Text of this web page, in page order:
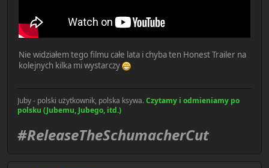
Nie widziałem tego filmu całe lata i chyba ten Honest Trailer na
kolejnych kilka mi wystarczy
Juby - polski użytkownik, polska ksywa.Czytamy i odmieniamy po
polsku (Jubemu, Jubego, itd.)
#ReleaseTheSchumacherCut